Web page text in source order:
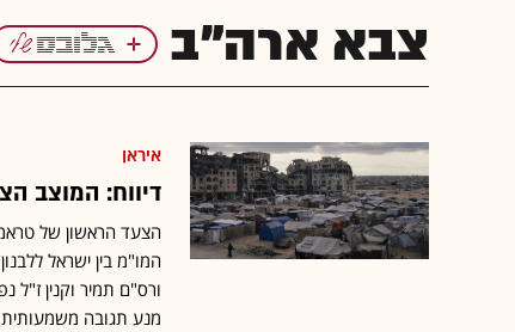
צבא ארה"ב
איראן
דיווח: המוצב
המו"מ בין ישראל
ורס"ם תמיר וקנין
מנע תגובה